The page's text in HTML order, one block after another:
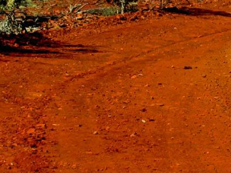
KSIĄŻKI
ABORIGINAL ART
PUBLIKACJE
RADIO
FOTOGALERIA
O MNIE